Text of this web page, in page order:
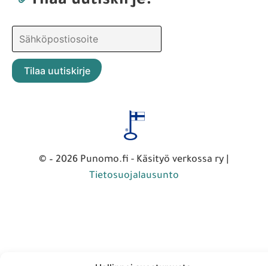
Ota yhteyttä:
Liity jäseneksi / Tilaa Lisenssi
Tilaa uutiskirje: